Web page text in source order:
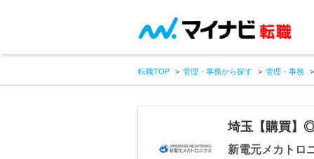
転職TOP 管理・事務から探す 管理・事務
埼玉【購買】
新電元メカトロ